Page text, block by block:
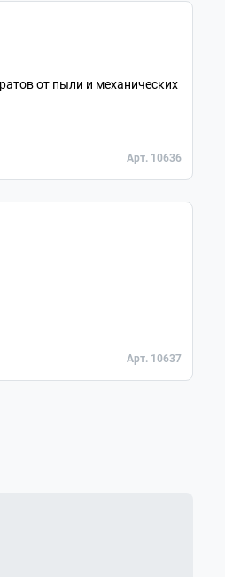
от пыли и механических
Арт. 10636
Арт. 10637